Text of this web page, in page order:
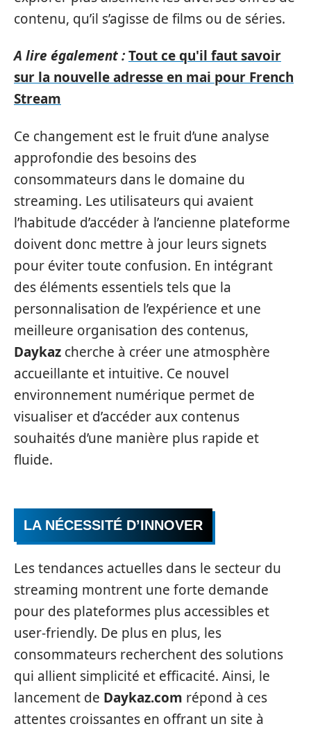
contenu, qu’il s’agisse de films ou de séries.
A lire également :Tout ce qu'il faut savoir
sur la nouvelle adresse en mai pour French
Stream
Ce changement est le fruit d’une analyse
approfondie des besoins des
consommateurs dans le domaine du
streaming. Les utilisateurs qui avaient
l’habitude d’accéder à l’ancienne plateforme
doivent donc mettre à jour leurs signets
pour éviter toute confusion. En intégrant
des éléments essentiels tels que la
personnalisation de l’expérience et une
meilleure organisation des contenus,
Daykaz cherche à créer une atmosphère
accueillante et intuitive. Ce nouvel
environnement numérique permet de
visualiser et d’accéder aux contenus
souhaités d’une manière plus rapide et
fluide.
LA NÉCESSITÉ D’INNOVER
Les tendances actuelles dans le secteur du
streaming montrent une forte demande
pour des plateformes plus accessibles et
user-friendly. De plus en plus, les
consommateurs recherchent des solutions
qui allient simplicité et efficacité. Ainsi, le
lancement de Daykaz.com répond à ces
attentes croissantes en offrant un site à